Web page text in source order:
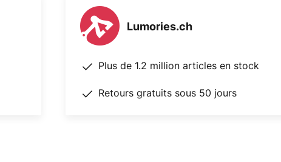
Lumories.ch
Plus de 1.2 million articles en stock
Retours gratuits sous 50 jours